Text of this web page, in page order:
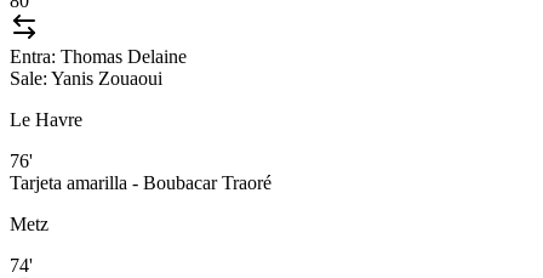
Entra: Thomas Delaine
Sale: Yanis Zouaoui
Le Havre
76'
Tarjeta amarilla - Boubacar Traoré
Metz
74'